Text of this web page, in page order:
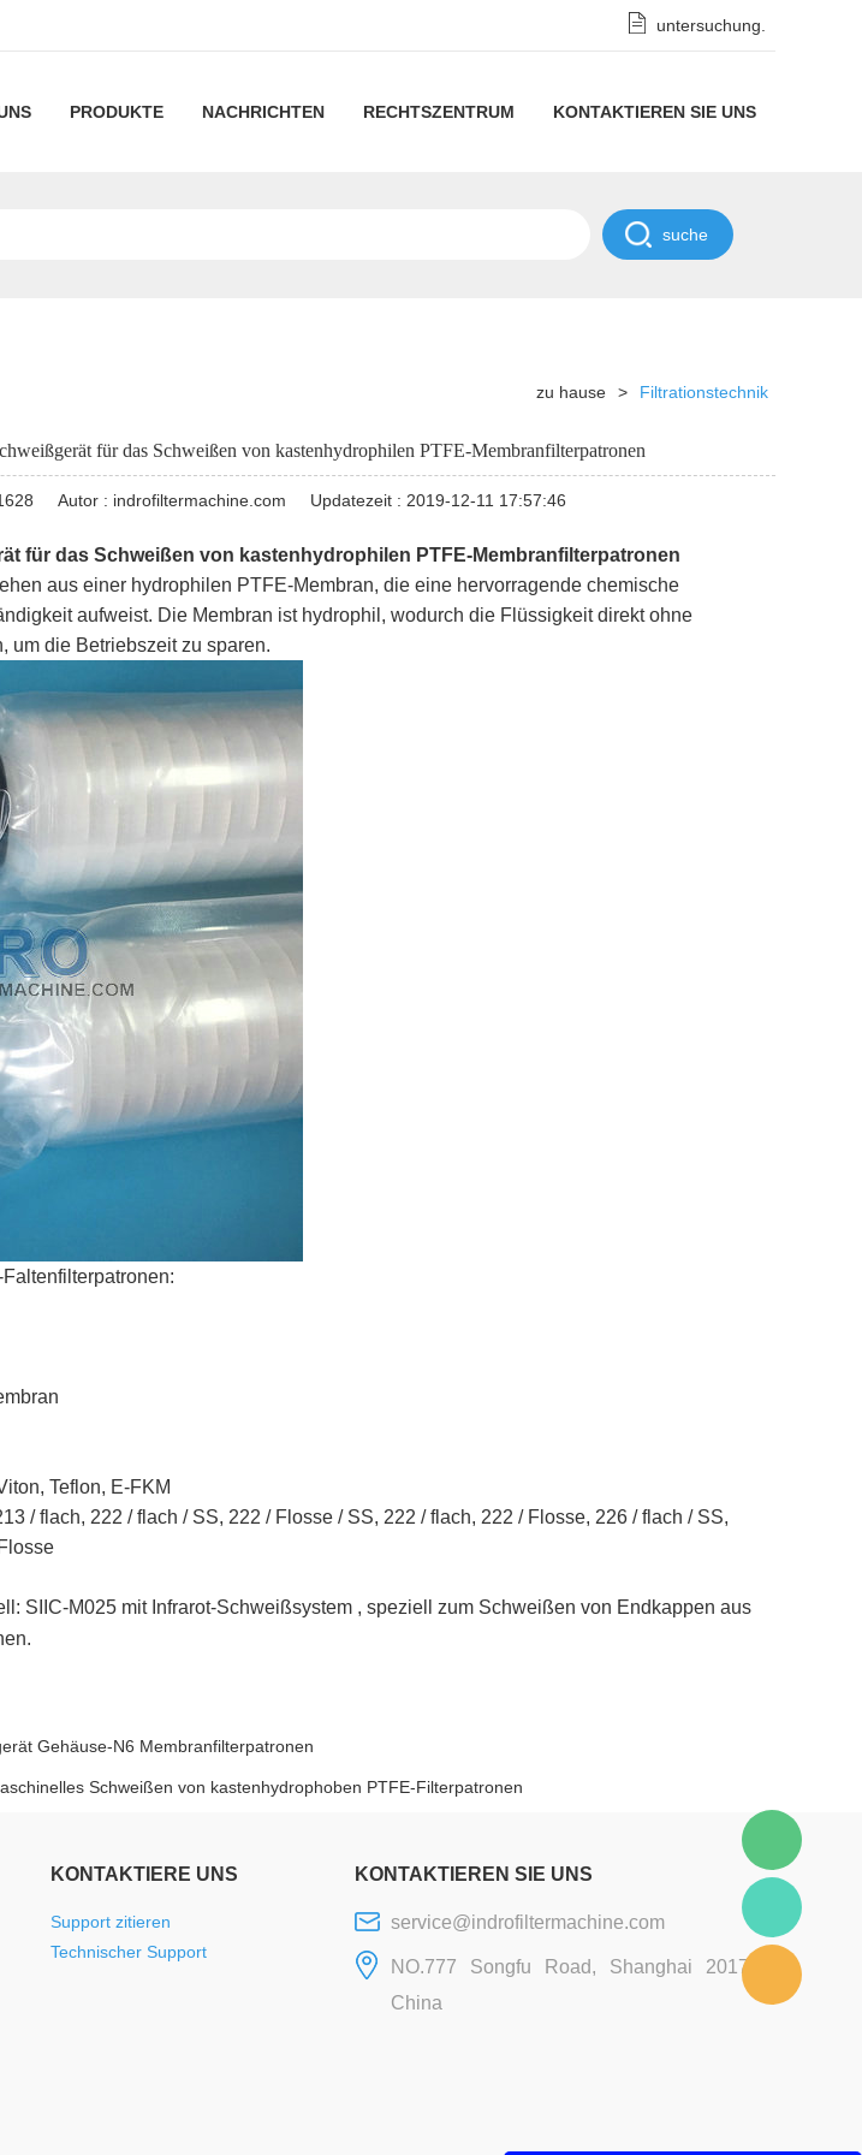
untersuchung.
PRODUKTE
Luftfiltermaschinen
Taschenluftfiltergerät
Staubfilterpatronen
Maschinen
für
Filter
Wickelfilterkerzenmaschinen
Filterpaketmaschinen
Schweißer
Kunststoffrohrteile
Filtereinsatz,
der
herstellt
NACHRICHTEN RECHTSZENTRUM
Geheimhaltungsrichtlinie
KONTAKTIEREN SIE UNS
zu hause > Filtrationstechnik
für das Schweißen von kastenhydrophilen PTFE-Membranfilterpatronen
Autor : indrofiltermachine.com Updatezeit : 2019-12-11 17:57:46
für das Schweißen von kastenhydrophilen PTFE-Membranfilterpatronen
aus einer hydrophilen PTFE-Membran, die eine hervorragende chemische
aufweist. Die Membran ist hydrophil, wodurch die Flüssigkeit direkt ohne
um die Betriebszeit zu sparen.
Teflon, E-FKM
/ flach, 222 / flach / SS, 222 / Flosse / SS, 222 / flach, 222 / Flosse, 226 / flach / SS,
SIIC-M025 mit Infrarot-Schweißsystem , speziell zum Schweißen von Endkappen aus
Gehäuse-N6 Membranfilterpatronen
Schweißen von kastenhydrophoben PTFE-Filterpatronen
KONTAKTIERE UNS
Support zitieren
Technischer Support
KONTAKTIEREN SIE UNS
service@indrofiltermachine.com
NO.777 Songfu Road, Shanghai 201706,
China